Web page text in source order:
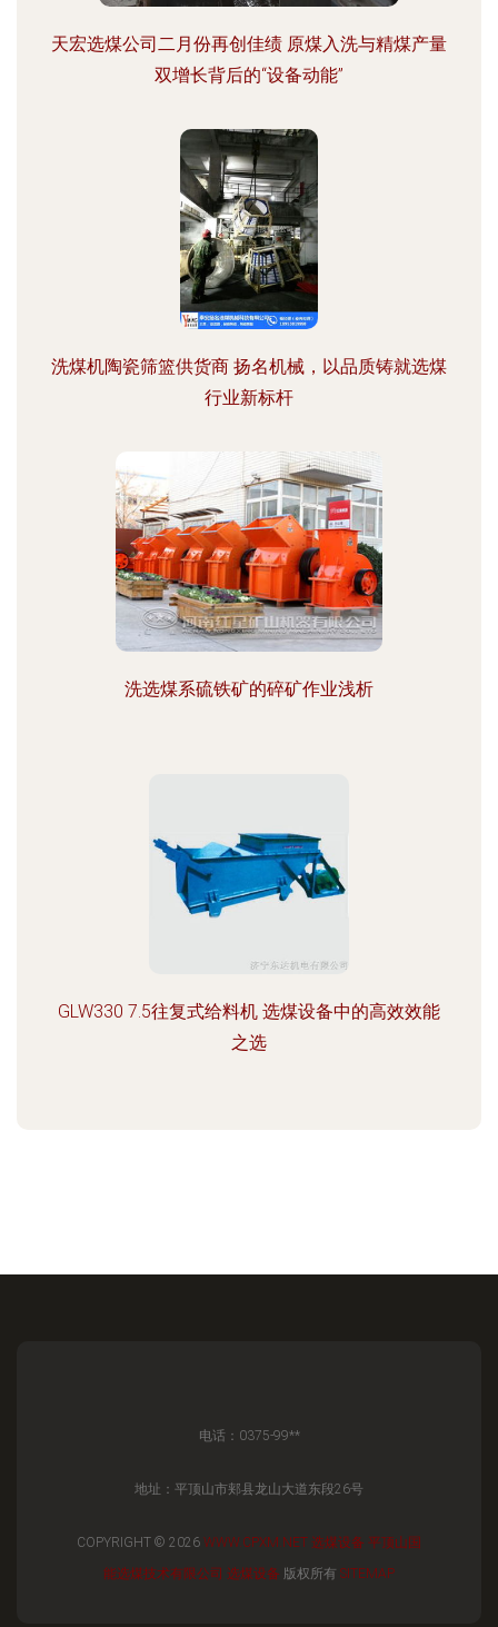
天宏选煤公司二月份再创佳绩 原煤入洗与精煤产量
双增长背后的“设备动能”
洗煤机陶瓷筛篮供货商 扬名机械，以品质铸就选煤
行业新标杆
洗选煤系硫铁矿的碎矿作业浅析
GLW330 7.5往复式给料机 选煤设备中的高效效能
之选
电话：0375-99**
地址：平顶山市郏县龙山大道东段26号
COPYRIGHT © 2026 WWW.CPXM.NET 选煤设备 平顶山国
能选煤技术有限公司 选煤设备 版权所有 SITEMAP